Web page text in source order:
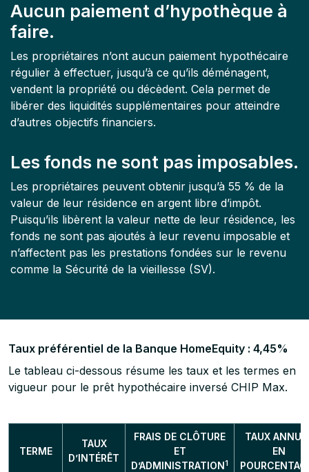
Aucun paiement d’hypothèque à
faire.
Les propriétaires n’ont aucun paiement hypothécaire
régulier à effectuer, jusqu’à ce qu’ils déménagent,
vendent la propriété ou décèdent. Cela permet de
libérer des liquidités supplémentaires pour atteindre
d’autres objectifs financiers.
Les fonds ne sont pas imposables.
Les propriétaires peuvent obtenir jusqu’à 55 % de la
valeur de leur résidence en argent libre d’impôt.
Puisqu’ils libèrent la valeur nette de leur résidence, les
fonds ne sont pas ajoutés à leur revenu imposable et
n’affectent pas les prestations fondées sur le revenu
comme la Sécurité de la vieillesse (SV).
Taux préférentiel de la Banque HomeEquity : 4,45%
Le tableau ci-dessous résume les taux et les termes en
vigueur pour le prêt hypothécaire inversé CHIP Max.
TERME
TAUX
D’INTÉRÊT
FRAIS DE CLÔTURE
ET
D’ADMINISTRATION1
TAUX
EN